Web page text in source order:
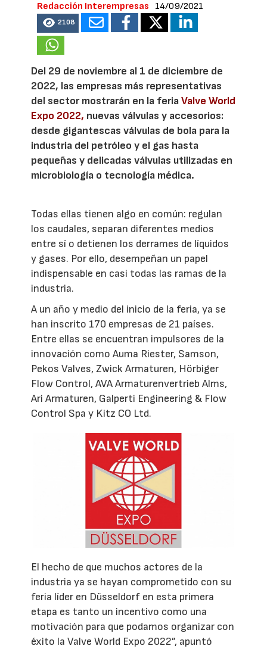
Redacción Interempresas 14/09/2021
2108
Del 29 de noviembre al 1 de diciembre de
2022, las empresas más representativas
del sector mostrarán en la feriaValve World
Expo 2022, nuevas válvulas y accesorios:
desde gigantescas válvulas de bola para la
industria del petróleo y el gas hasta
pequeñas y delicadas válvulas utilizadas en
microbiología o tecnología médica.
Todas ellas tienen algo en común: regulan
los caudales, separan diferentes medios
entre sí o detienen los derrames de líquidos
y gases. Por ello, desempeñan un papel
indispensable en casi todas las ramas de la
industria.
A un año y medio del inicio de la feria, ya se
han inscrito 170 empresas de 21 países.
Entre ellas se encuentran impulsores de la
innovación como Auma Riester, Samson,
Pekos Valves, Zwick Armaturen, Hörbiger
Flow Control, AVA Armaturenvertrieb Alms,
Ari Armaturen, Galperti Engineering & Flow
Control Spa y Kitz CO Ltd.
El hecho de que muchos actores de la
industria ya se hayan comprometido con su
feria líder en Düsseldorf en esta primera
etapa es tanto un incentivo como una
motivación para que podamos organizar con
éxito la Valve World Expo 2022”, apuntó